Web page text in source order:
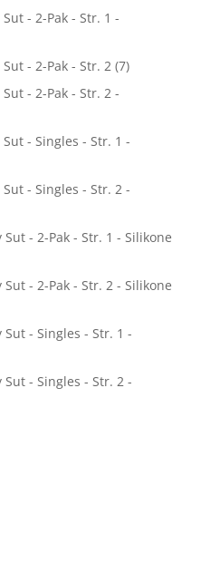
- 2-Pak - Str. 1 -
- 2-Pak - Str. 2 (7)
- 2-Pak - Str. 2 -
- Singles - Str. 1 -
- Singles - Str. 2 -
- 2-Pak - Str. 1 - Silikone
- 2-Pak - Str. 2 - Silikone
- Singles - Str. 1 -
- Singles - Str. 2 -